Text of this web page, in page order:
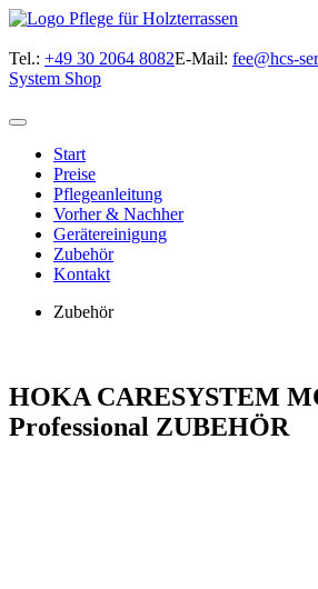
Tel.: +49 30 2064 8082E-Mail: fee@hcs-
System Shop
Start
Preise
Pflegeanleitung
Vorher & Nachher
Gerätereinigung
Zubehör
Kontakt
Zubehör
HOKA CARESYSTEM
Professional ZUBEHÖR